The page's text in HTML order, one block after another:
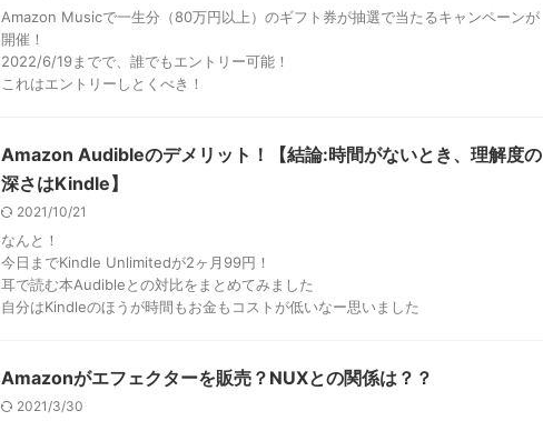
Amazon Musicで一生分（80万円以上）のギフト券が抽選で当たるキャンペーンが
開催！
2022/6/19までで、誰でもエントリー可能！
これはエントリーしとくべき！
Amazon Audibleのデメリット！【結論:時間がないとき、理解度の
深さはKindle】
2021/10/21
なんと！
今日までKindle Unlimitedが2ヶ月99円！
耳で読む本Audibleとの対比をまとめてみました
自分はKindleのほうが時間もお金もコストが低いなー思いました
Amazonがエフェクターを販売？NUXとの関係は？？
2021/3/30